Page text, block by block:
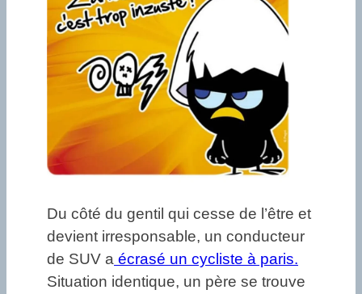
Du côté du gentil qui cesse de l’être et
devient irresponsable, un conducteur
de SUV a écrasé un cycliste à paris.
Situation identique, un père se trouve